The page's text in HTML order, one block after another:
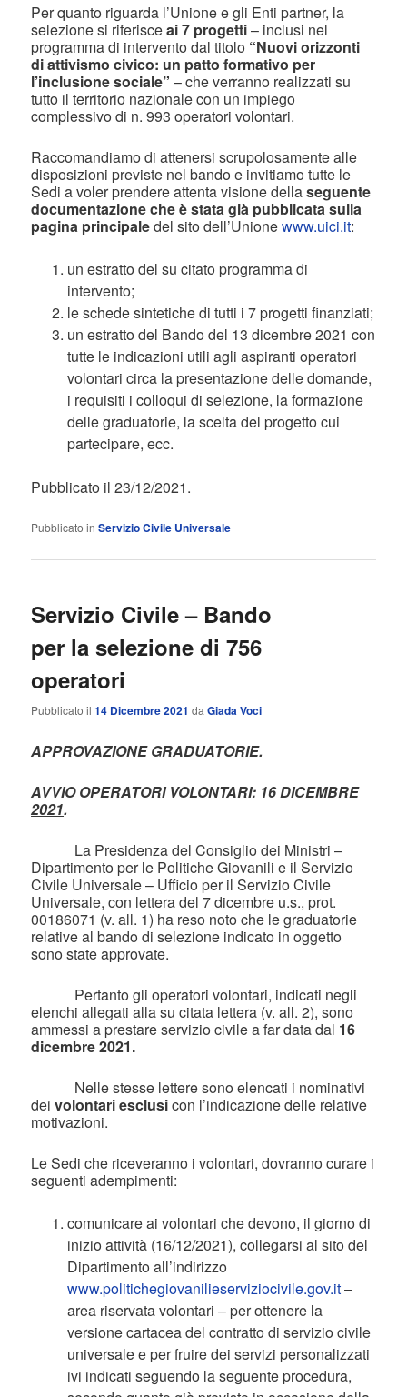
Per quanto riguarda l’Unione e gli Enti partner, la
selezione si riferisceai 7 progetti– inclusi nel
programma di intervento dal titolo “Nuovi orizzonti
di attivismo civico: un patto formativo per
l’inclusione sociale” – che verranno realizzati su
tutto il territorio nazionale con un impiego
complessivo di n. 993 operatori volontari.
Raccomandiamo di attenersi scrupolosamente alle
disposizioni previste nel bando e invitiamo tutte le
Sedi a voler prendere attenta visione dellaseguente
documentazione che è stata già pubblicata sulla
pagina principaledel sito dell’Unionewww.uici.it:
un estratto del su citato programma di
intervento;
le schede sintetiche di tutti i 7 progetti finanziati;
un estratto del Bando del 13 dicembre 2021 con
tutte le indicazioni utili agli aspiranti operatori
volontari circa la presentazione delle domande,
i requisiti i colloqui di selezione, la formazione
delle graduatorie, la scelta del progetto cui
partecipare, ecc.
Pubblicato il 23/12/2021.
Pubblicato in Servizio Civile Universale
Servizio Civile – Bando
per la selezione di 756
operatori
Pubblicato il14 Dicembre 2021 daGiada Voci
APPROVAZIONE GRADUATORIE.
AVVIO OPERATORI VOLONTARI: 16 DICEMBRE
2021.
La Presidenza del Consiglio dei Ministri –
Dipartimento per le Politiche Giovanili e il Servizio
Civile Universale – Ufficio per il Servizio Civile
Universale, con lettera del 7 dicembre u.s., prot.
00186071 (v. all. 1) ha reso noto che le graduatorie
relative al bando di selezione indicato in oggetto
sono state approvate.
Pertanto gli operatori volontari, indicati negli
elenchi allegati alla su citata lettera (v. all. 2), sono
ammessi a prestare servizio civile a far data dal 16
dicembre 2021.
Nelle stesse lettere sono elencati i nominativi
dei volontari esclusicon l’indicazione delle relative
motivazioni.
Le Sedi che riceveranno i volontari, dovranno curare i
seguenti adempimenti:
comunicare ai volontari che devono, il giorno di
inizio attività (16/12/2021), collegarsi al sito del
Dipartimento all’indirizzo
www.politichegiovanilieserviziocivile.gov.it–
area riservata volontari – per ottenere la
versione cartacea del contratto di servizio civile
universale e per fruire dei servizi personalizzati
ivi indicati seguendo la seguente procedura,